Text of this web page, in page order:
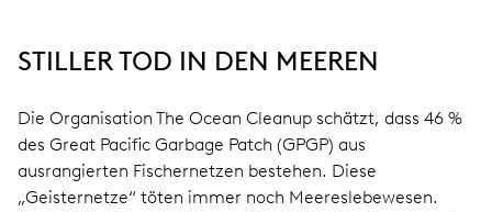
STILLER TOD IN DEN MEEREN
Die Organisation The Ocean Cleanup schätzt, dass 46 %
des Great Pacific Garbage Patch (GPGP) aus
ausrangierten Fischernetzen bestehen. Diese
„Geisternetze“ töten immer noch Meereslebewesen.